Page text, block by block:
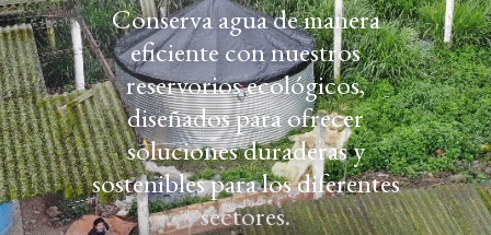
Conserva agua de manera
eficiente con nuestros
reservorios ecológicos,
diseñados para ofrecer
soluciones duraderas y
sostenibles para los diferentes
sectores.